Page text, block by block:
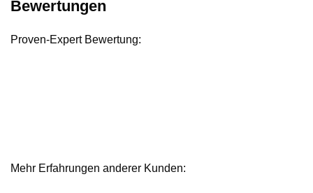
Bewertungen
Proven-Expert Bewertung:
Mehr Erfahrungen anderer Kunden: